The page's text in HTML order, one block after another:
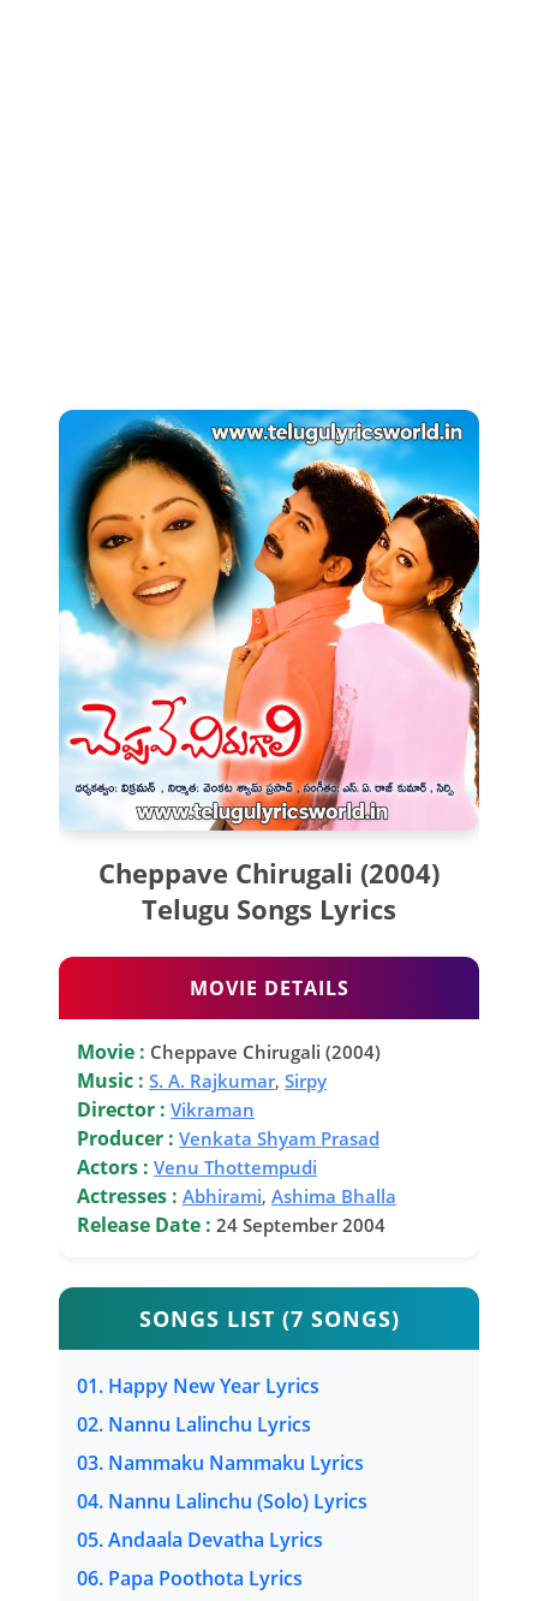
Cheppave Chirugali (2004)
Telugu Songs Lyrics
MOVIE DETAILS
Movie : Cheppave Chirugali (2004)
Music : S. A. Rajkumar, Sirpy
Director : Vikraman
Producer : Venkata Shyam Prasad
Actors : Venu Thottempudi
Actresses : Abhirami, Ashima Bhalla
Release Date : 24 September 2004
SONGS LIST (7 SONGS)
01. Happy New Year Lyrics
02. Nannu Lalinchu Lyrics
03. Nammaku Nammaku Lyrics
04. Nannu Lalinchu (Solo) Lyrics
05. Andaala Devatha Lyrics
06. Papa Poothota Lyrics